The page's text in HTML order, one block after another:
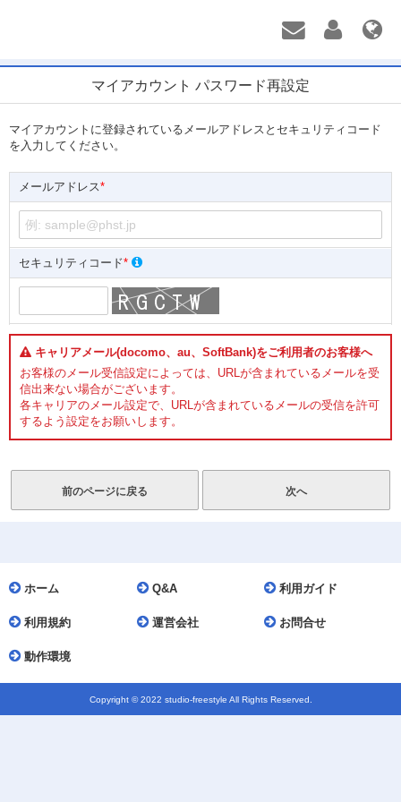
マイアカウント パスワード再設定
マイアカウントに登録されているメールアドレスとセキュリティコード
を入力してください。
メールアドレス*
セキュリティコード*
キャリアメール(docomo、au、SoftBank)をご利用者のお客様へ
お客様のメール受信設定によっては、URLが含まれているメールを受
信出来ない場合がございます。
各キャリアのメール設定で、URLが含まれているメールの受信を許可
するよう設定をお願いします。
ホーム Q&A 利用ガイド
利用規約 運営会社 お問合せ
動作環境
Copyright © 2022 studio-freestyle All Rights Reserved.